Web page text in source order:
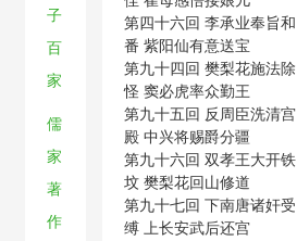
子
百
家
儒
家
著
作
第四十六回 李承业奉旨和
番 紫阳仙有意送宝
第九十四回 樊梨花施法除
怪 窦必虎率众勤王
第九十五回 反周臣洗清宫
殿 中兴将赐爵分疆
第九十六回 双孝王大开铁
坟 樊梨花回山修道
第九十七回 下南唐诸奸受
缚 上长安武后还宫